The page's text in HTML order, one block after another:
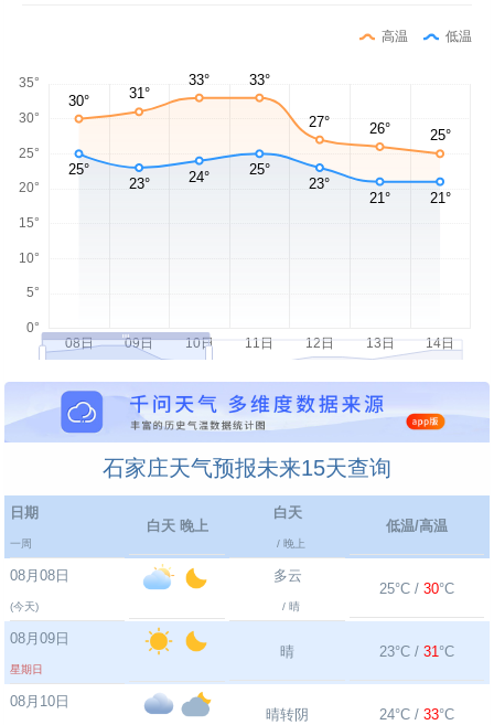
高温 低温
石家庄天气预报未来15天查询
日期
一周
白天 晚上
白天
/ 晚上
低温/高温
08月08日
(今天)
多云
/ 晴
25°C / 30°C
08月09日
星期日
晴 23°C / 31°C
08月10日
晴转阴 24°C / 33°C